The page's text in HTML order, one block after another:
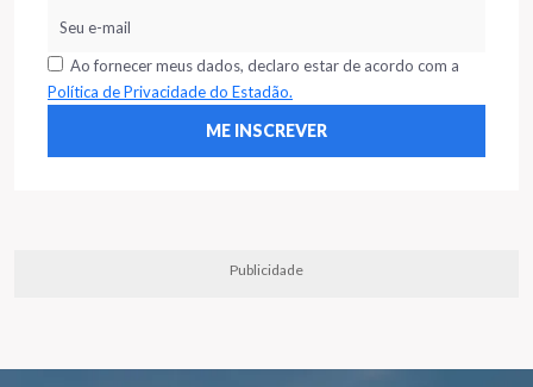
Ao fornecer meus dados, declaro estar de acordo com a
Política de Privacidade do Estadão.
Publicidade